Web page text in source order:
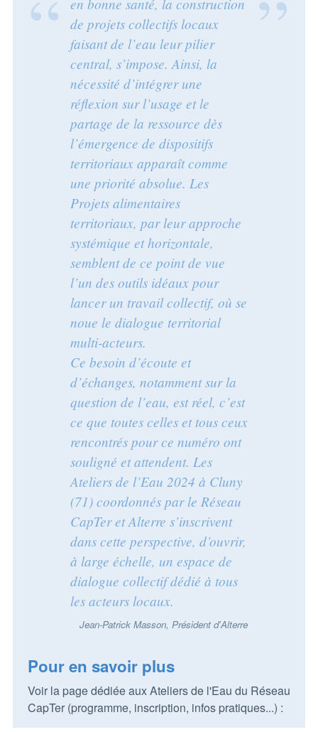
en bonne santé, la construction
de projets collectifs locaux
faisant de l’eau leur pilier
central, s’impose. Ainsi, la
nécessité d’intégrer une
réflexion sur l’usage et le
partage de la ressource dès
l’émergence de dispositifs
territoriaux apparaît comme
une priorité absolue. Les
Projets alimentaires
territoriaux, par leur approche
systémique et horizontale,
semblent de ce point de vue
l’un des outils idéaux pour
lancer un travail collectif, où se
noue le dialogue territorial
multi-acteurs.
Ce besoin d’écoute et
d’échanges, notamment sur la
question de l’eau, est réel, c’est
ce que toutes celles et tous ceux
rencontrés pour ce numéro ont
souligné et attendent. Les
Ateliers de l’Eau 2024 à Cluny
(71) coordonnés par le Réseau
CapTer et Alterre s’inscrivent
dans cette perspective, d’ouvrir,
à large échelle, un espace de
dialogue collectif dédié à tous
les acteurs locaux.
Jean-Patrick Masson, Président d'Alterre
Pour en savoir plus
Voir la page dédiée aux Ateliers de l'Eau du Réseau
CapTer (programme, inscription, infos pratiques...) :